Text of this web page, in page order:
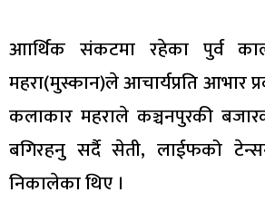
आार्थिक संकटमा रहेका पुर्व
महरा(मुस्कान)ले आचार्यप्रति आभार
कलाकार महराले कञ्चनपुरकी
बगिरहनु सर्दै सेती, लाईफको
निकालेका थिए ।